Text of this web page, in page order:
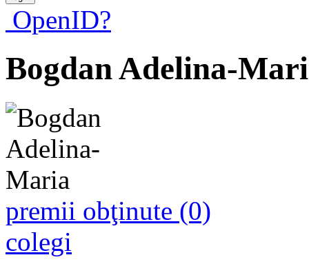
OpenID?
Bogdan Adelina-
premii obţinute (0)
colegi